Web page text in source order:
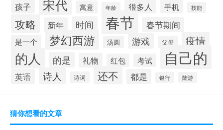
孩子 宋代 寓意 年龄 很多人 手机 技能
攻略 新年 时间 春节 春节期间
是一个 梦幻西游 汤圆 游戏 父母 疫情
的人 的是 礼物 红包 考试 自己的
英语 诗人 诗词 还不 都是 银行 陆游
猜你想看的文章